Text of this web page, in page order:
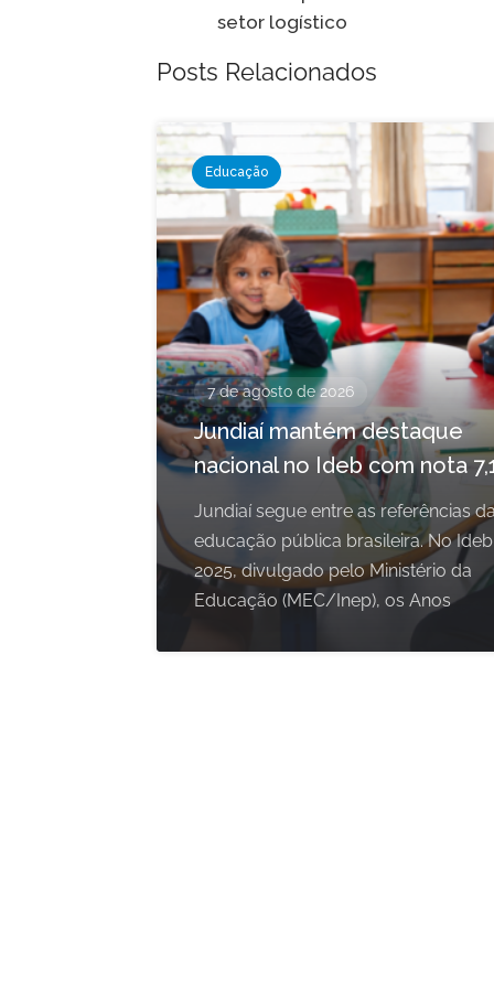
setor logístico
Posts Relacionados
Educação
7 de agosto de 2026
Jundiaí mantém destaque
nacional no Ideb com nota
Jundiaí segue entre as referências
educação pública brasileira. No Ideb
2025, divulgado pelo Ministério da
Educação (MEC/Inep), os Anos